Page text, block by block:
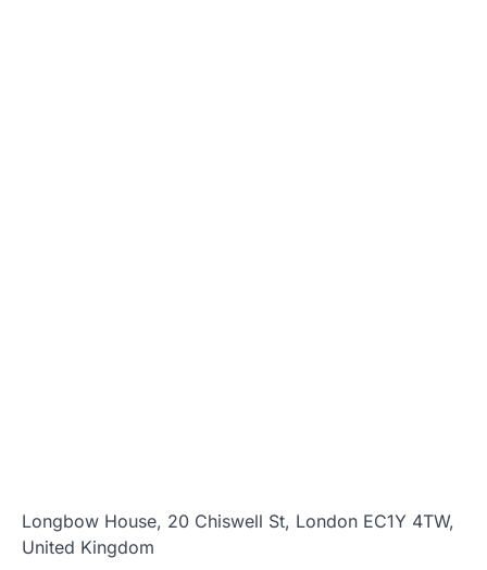
Longbow House, 20 Chiswell St, London EC1Y 4TW,
United Kingdom